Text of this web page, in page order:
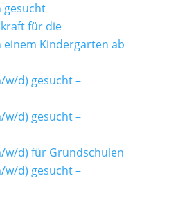
gesucht
für die
Kindergarten ab
w/d) gesucht –
w/d) gesucht –
w/d) für Grundschulen
w/d) gesucht –